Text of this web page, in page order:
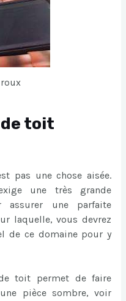
toit
pas une chose aisée.
une très grande
assurer une parfaite
laquelle, vous devrez
de ce domaine pour y
de toit permet de faire
pièce sombre, voir